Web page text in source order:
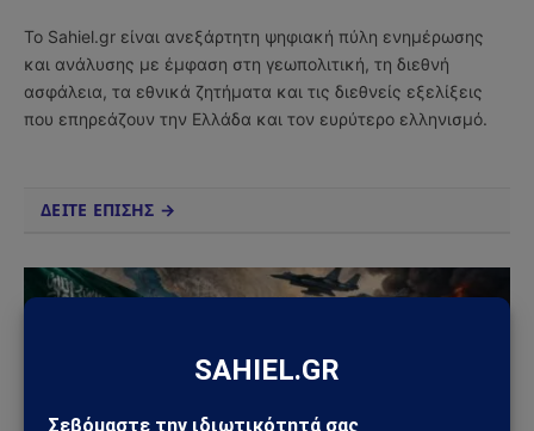
Το Sahiel.gr είναι ανεξάρτητη ψηφιακή πύλη ενημέρωσης
και ανάλυσης με έμφαση στη γεωπολιτική, τη διεθνή
ασφάλεια, τα εθνικά ζητήματα και τις διεθνείς εξελίξεις
που επηρεάζουν την Ελλάδα και τον ευρύτερο ελληνισμό.
ΔΕΙΤΕ ΕΠΙΣΗΣ →